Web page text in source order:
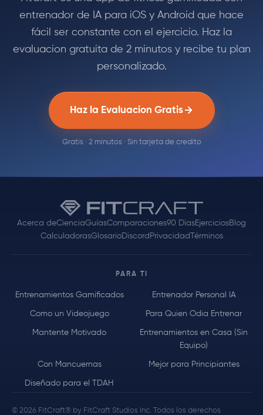
entrenador de IA para iOS y Android que hace
fácil ser constante con el ejercicio. Haz la
evaluacion gratuita de 2 minutos y recibe tu plan
personalizado.
Haz la Evaluacion Gratis
Gratis · 2 minutos · Sin tarjeta de credito
Acerca deCienciaGuíasComparaciones90 DíasEjerciciosBlog
CalculadorasGlosarioDiscord PrivacidadTérminos
PARA TI
Entrenamientos Gamificados Entrenador Personal IA
Como un Videojuego Para Quien Odia Entrenar
Mantente Motivado
Entrenamientos en Casa (Sin
Equipo)
Con Mancuernas Mejor para Principiantes
Diseñado para el TDAH
© 2026 FitCraft® by FitCraft Studios Inc. Todos los derechos